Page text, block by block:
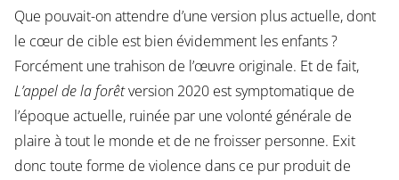
Que pouvait-on attendre d’une version plus actuelle, dont
le cœur de cible est bien évidemment les enfants ?
Forcément une trahison de l’œuvre originale. Et de fait,
L’appel de la forêtversion 2020 est symptomatique de
l’époque actuelle, ruinée par une volonté générale de
plaire à tout le monde et de ne froisser personne. Exit
donc toute forme de violence dans ce pur produit de